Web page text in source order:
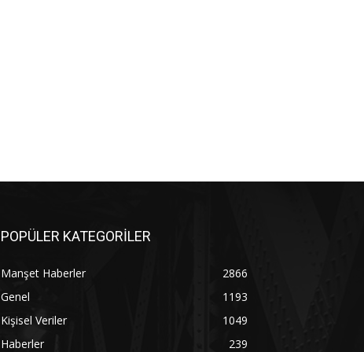
POPÜLER KATEGORİLER
Manşet Haberler
2866
Genel
1193
Kişisel Veriler
1049
Haberler
239